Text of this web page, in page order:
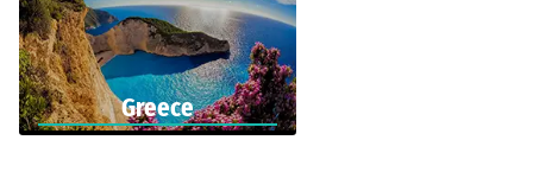
Greece